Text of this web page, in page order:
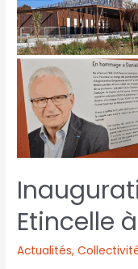
Etincelle
Actualités,